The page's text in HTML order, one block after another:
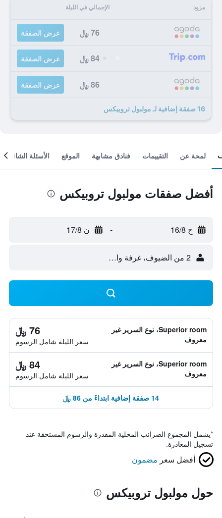
مزود الإجمالي في الليلة
76 ﷼ عرض الصفقة
84 ﷼ عرض الصفقة
86 ﷼ عرض الصفقة
16 صفقة إضافية لـ مولبول تروبيكس
لمحة عن التقييمات فنادق مشابهة الموقع الأسئلة الشائعة
أفضل صفقات مولبول تروبيكس
ح 16/8 - ن 17/8
2 من الضيوف، غرفة واحدة
Superior room، نوع السرير غير
معروف
76 ﷼
سعر الليلة شامل الرسوم
Superior room، نوع السرير غير
معروف
84 ﷼
سعر الليلة شامل الرسوم
14 صفقة إضافية ابتداءً من 86 ﷼
*يشمل المجموع الضرائب المحلية المقدرة والرسوم المستحقة عند
تسجيل المغادرة.
أفضل سعر مضمون
حول مولبول تروبيكس